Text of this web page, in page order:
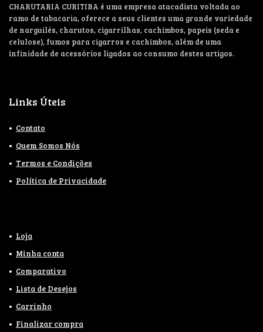
CHARUTARIA CURITIBA é uma empresa atacadista voltada ao
ramo de tabacaria, oferece a seus clientes uma grande variedade
de narguilés, charutos, cigarrilhas, cachimbos, papeis (seda e
celulose), fumos para cigarros e cachimbos, além de uma
infinidade de acessórios ligados ao consumo destes artigos.
Links Úteis
Contato
Quem Somos Nós
Termos e Condições
Política de Privacidade
Loja
Minha conta
Comparativo
Lista de Desejos
Carrinho
Finalizar compra